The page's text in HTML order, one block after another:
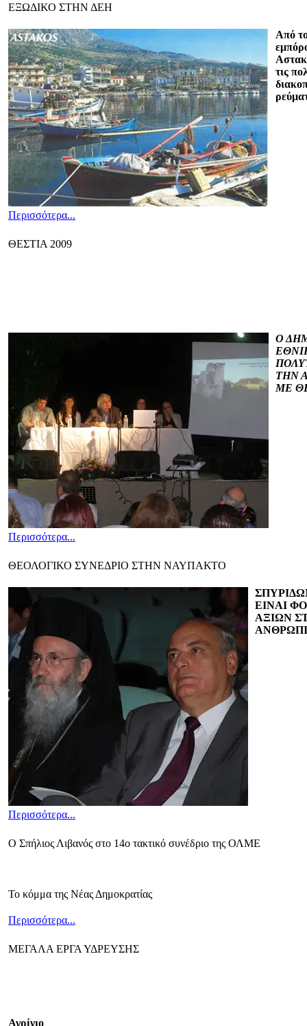
ΕΞΩΔΙΚΟ ΣΤΗΝ ΔΕΗ
Από
τις
Περισσότερα...
ΘΕΣΤΙΑ 2009
Ο
ΤΗΝ
ΜΕ
Περισσότερα...
ΘΕΟΛΟΓΙΚΟ ΣΥΝΕΔΡΙΟ ΣΤΗΝ ΝΑΥΠΑΚΤΟ
ΕΙΝΑΙ
ΑΞΙΩΝ
Περισσότερα...
Ο Σπήλιος Λιβανός στο 14ο τακτικό συνέδριο της ΟΛΜΕ
Το κόμμα της Νέας Δημοκρατίας
Περισσότερα...
ΜΕΓΑΛΑ ΕΡΓΑ ΥΔΡΕΥΣΗΣ
Αγρίνιο